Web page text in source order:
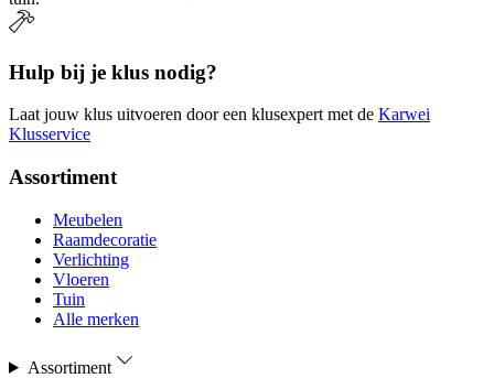
Hulp bij je klus nodig?
Laat jouw klus uitvoeren door een klusexpert met de Karwei
Klusservice
Assortiment
Meubelen
Raamdecoratie
Verlichting
Vloeren
Tuin
Alle merken
Assortiment